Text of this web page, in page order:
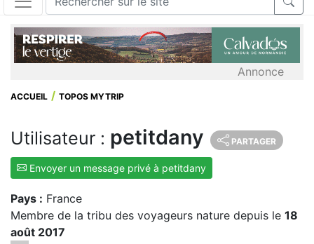
Annonce
ACCUEIL TOPOS MYTRIP
Utilisateur : petitdany PARTAGER
Envoyer un message privé à petitdany
Pays : France
Membre de la tribu des voyageurs nature depuis le 18
août 2017